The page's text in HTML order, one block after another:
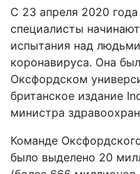
С 23 апреля 2020
специалисты
испытания над
коронавируса. Она
Оксфордском
британское издание
министра
Команде
было выделено 20